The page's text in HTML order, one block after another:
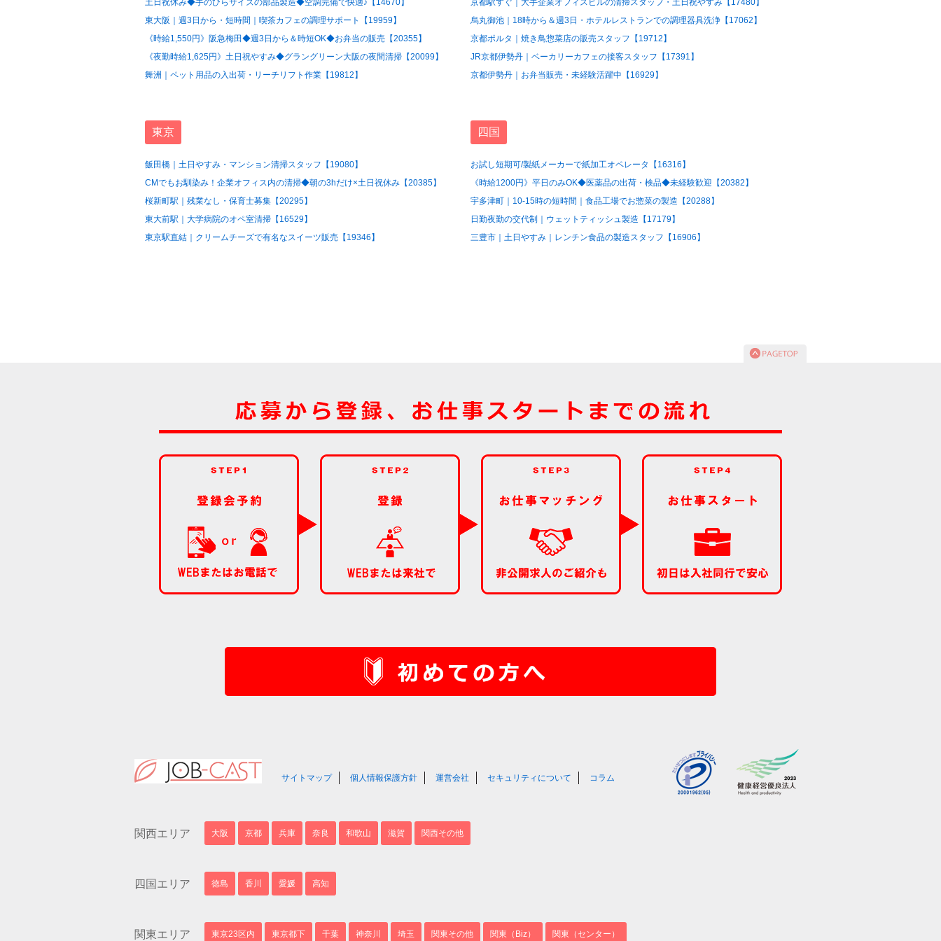
土日祝休み◆手のひらサイズの部品製造◆空調完備で快適♪【14670】
東大阪｜週3日から・短時間｜喫茶カフェの調理サポート【19959】
《時給1,550円》阪急梅田◆週3日から＆時短OK◆お弁当の販売【20355】
《夜勤時給1,625円》土日祝やすみ◆グラングリーン大阪の夜間清掃【20099】
舞洲｜ペット用品の入出荷・リーチリフト作業【19812】
京都駅すぐ｜大手企業オフィスビルの清掃スタッフ・土日祝やすみ【17480】
烏丸御池｜18時から＆週3日・ホテルレストランでの調理器具洗浄【17062】
京都ポルタ｜焼き鳥惣菜店の販売スタッフ【19712】
JR京都伊勢丹｜ベーカリーカフェの接客スタッフ【17391】
京都伊勢丹｜お弁当販売・未経験活躍中【16929】
東京
飯田橋｜土日やすみ・マンション清掃スタッフ【19080】
CMでもお馴染み！企業オフィス内の清掃◆朝の3hだけ×土日祝休み【20385】
桜新町駅｜残業なし・保育士募集【20295】
東大前駅｜大学病院のオペ室清掃【16529】
東京駅直結｜クリームチーズで有名なスイーツ販売【19346】
四国
お試し短期可/製紙メーカーで紙加工オペレータ【16316】
《時給1200円》平日のみOK◆医薬品の出荷・検品◆未経験歓迎【20382】
宇多津町｜10-15時の短時間｜食品工場でお惣菜の製造【20288】
日勤夜勤の交代制｜ウェットティッシュ製造【17179】
三豊市｜土日やすみ｜レンチン食品の製造スタッフ【16906】
サイトマップ 個人情報保護方針 運営会社 セキュリティについて コラム
関西エリア 大阪 京都 兵庫 奈良 和歌山 滋賀 関西その他
四国エリア 徳島 香川 愛媛 高知
関東エリア 東京23区内 東京都下 千葉 神奈川 埼玉 関東その他 関東（Biz） 関東（センター）